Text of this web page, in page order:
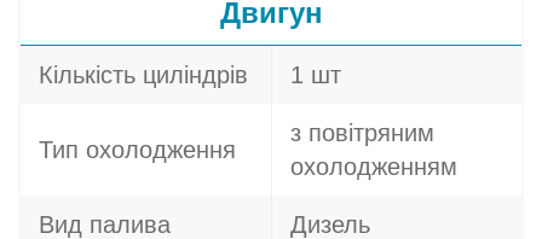
Двигун
Кількість циліндрів 1 шт
Тип охолодження
з повітряним
охолодженням
Вид палива Дизель